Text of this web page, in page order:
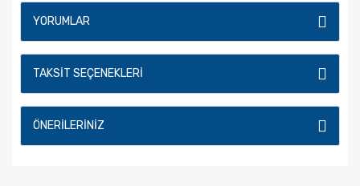
YORUMLAR
TAKSIT SEÇENEKLERI
ÖNERILERINIZ